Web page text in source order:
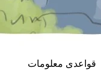
قواعدی معلومات